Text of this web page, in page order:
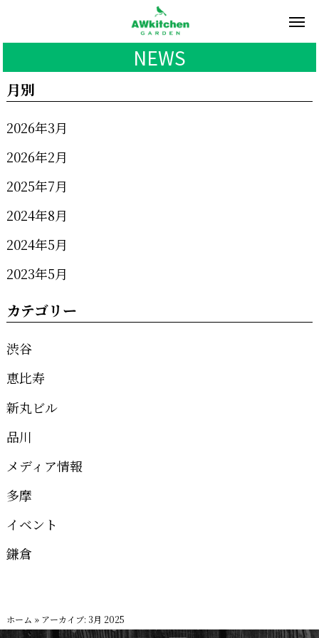
NEWS
月別
2026年3月
2026年2月
2025年7月
2024年8月
2024年5月
2023年5月
カテゴリー
渋谷
恵比寿
新丸ビル
品川
メディア情報
多摩
イベント
鎌倉
ホーム » アーカイブ: 3月 2025